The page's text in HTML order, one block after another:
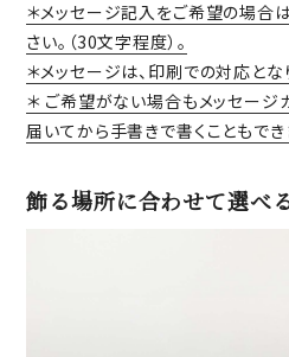
＊メッセージ記入をご希望の場合
さい。（30文字程度）。
＊メッセージは、印刷での対応とな
＊ ご希望がない場合もメッセージ
届いてから手書きで書くこともでき
飾る場所に合わせて選べ